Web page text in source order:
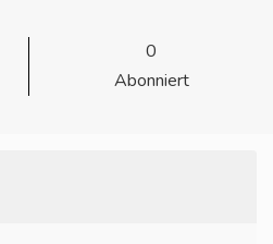
0
Abonniert